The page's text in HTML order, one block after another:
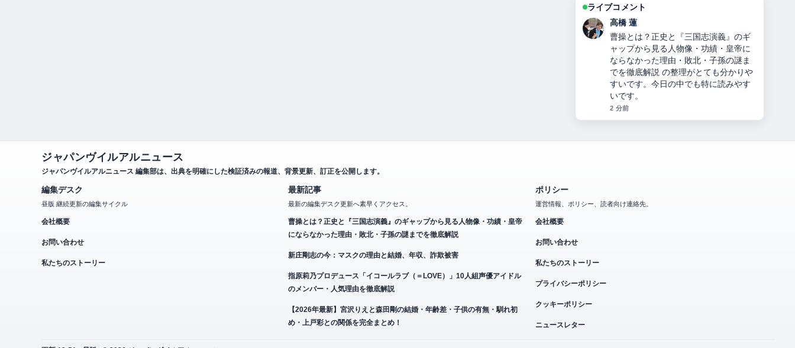
ライブコメント
佐藤 遥
新庄剛志の今：マスクの理由と結婚、
年収、詐欺被害 を追っていますが、こ
の解説は落ち着いていて信頼できま
す。
4 分前
編集デスク
お問い合わせ
私たちのストーリー
最新記事
新庄剛志の今：マスクの理由と結婚、年収、詐欺被害
指原莉乃プロデュース「イコールラブ（＝LOVE）」10人組声優アイドル
【2026年最新】宮沢りえと森田剛の結婚・年齢差・子供の有無・馴れ初
お問い合わせ
私たちのストーリー
プライバシーポリシー
クッキーポリシー
ニュースレター